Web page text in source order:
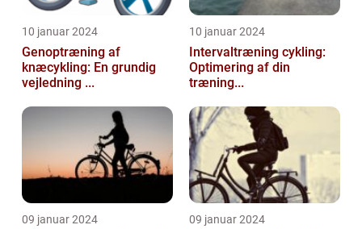
10 januar 2024
Genoptræning af
knæcykling: En grundig
vejledning ...
10 januar 2024
Intervaltræning cykling:
Optimering af din
træning...
09 januar 2024 09 januar 2024